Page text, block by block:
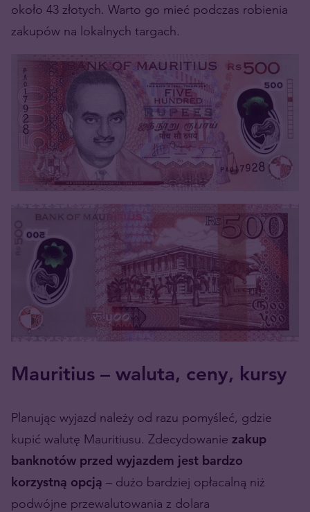
około 43 złotych. Warto go mieć podczas robienia
zakupów na lokalnych targach.
Mauritius – waluta, ceny, kursy
Planując wyjazd należy od razu pomyśleć, gdzie
kupić walutę Mauritiusu. Zdecydowanie zakup
banknotów przed wyjazdem jest bardzo
korzystną opcją – dużo bardziej opłacalną niż
podwójne przewalutowania z dolara